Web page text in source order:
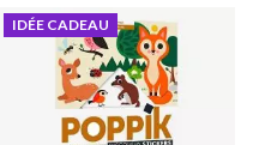
IDÉE CADEAU